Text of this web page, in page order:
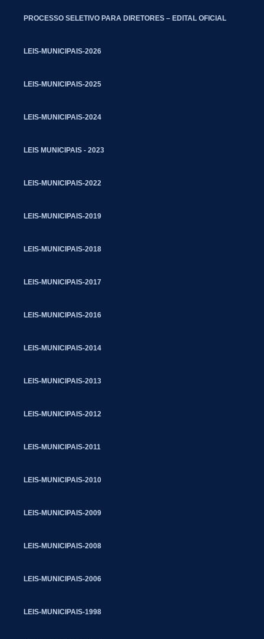
PROCESSO SELETIVO PARA DIRETORES – EDITAL OFICIAL
LEIS-MUNICIPAIS-2026
LEIS-MUNICIPAIS-2025
LEIS-MUNICIPAIS-2024
LEIS MUNICIPAIS - 2023
LEIS-MUNICIPAIS-2022
LEIS-MUNICIPAIS-2019
LEIS-MUNICIPAIS-2018
LEIS-MUNICIPAIS-2017
LEIS-MUNICIPAIS-2016
LEIS-MUNICIPAIS-2014
LEIS-MUNICIPAIS-2013
LEIS-MUNICIPAIS-2012
LEIS-MUNICIPAIS-2011
LEIS-MUNICIPAIS-2010
LEIS-MUNICIPAIS-2009
LEIS-MUNICIPAIS-2008
LEIS-MUNICIPAIS-2006
LEIS-MUNICIPAIS-1998